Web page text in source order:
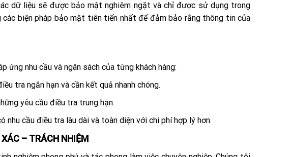
dữ liệu sẽ được bảo mật nghiêm ngặt và chỉ được sử dụng trong
các biện pháp bảo mật tiên tiến nhất để đảm bảo rằng thông tin của
ứng nhu cầu và ngân sách của từng khách hàng:
tra ngắn hạn và cần kết quả nhanh chóng.
yêu cầu điều tra trung hạn.
nhu cầu điều tra lâu dài và toàn diện với chi phí hợp lý hơn.
– TRÁCH NHIỆM